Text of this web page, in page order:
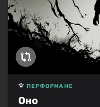
Оно
ПЕРФОРМАНС